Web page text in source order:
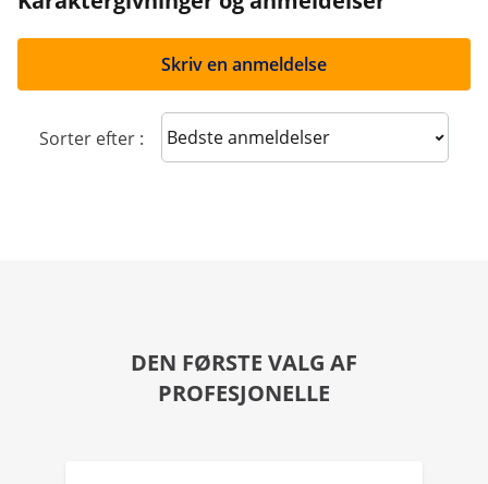
Skriv en anmeldelse
Sorter efter : Sort reviews
DEN FØRSTE VALG AF
PROFESJONELLE